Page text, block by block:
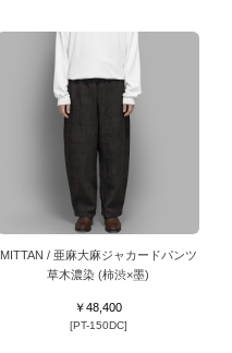
MITTAN / 亜麻大麻ジャカードパンツ
草木濃染 (柿渋×墨)
￥48,400
[PT-150DC]